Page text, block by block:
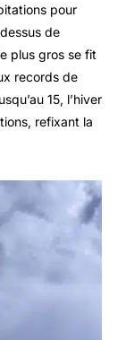
pour
de
plus gros se fit
records de
15, l’hiver
refixant la